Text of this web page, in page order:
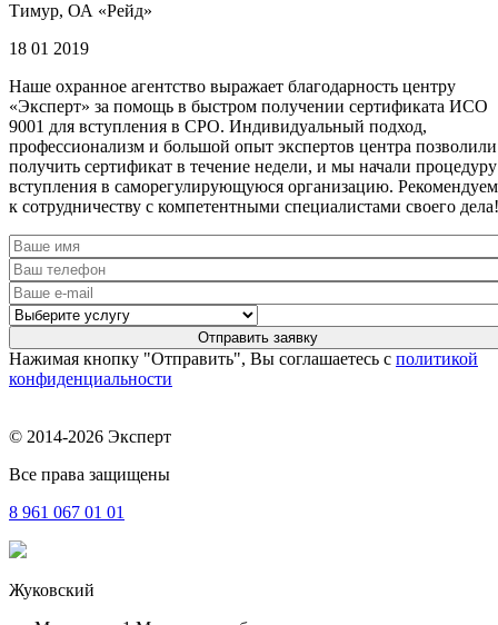
Тимур, ОА «Рейд»
18 01 2019
Наше охранное агентство выражает благодарность центру
«Эксперт» за помощь в быстром получении сертификата ИСО
9001 для вступления в СРО. Индивидуальный подход,
профессионализм и большой опыт экспертов центра позволили
получить сертификат в течение недели, и мы начали процедуру
вступления в саморегулирующуюся организацию. Рекомендуем
к сотрудничеству с компетентными специалистами своего дела!
Нажимая кнопку "Отправить", Вы соглашаетесь с политикой
конфиденциальности
© 2014-2026 Эксперт
Все права защищены
8 961 067 01 01
Жуковский